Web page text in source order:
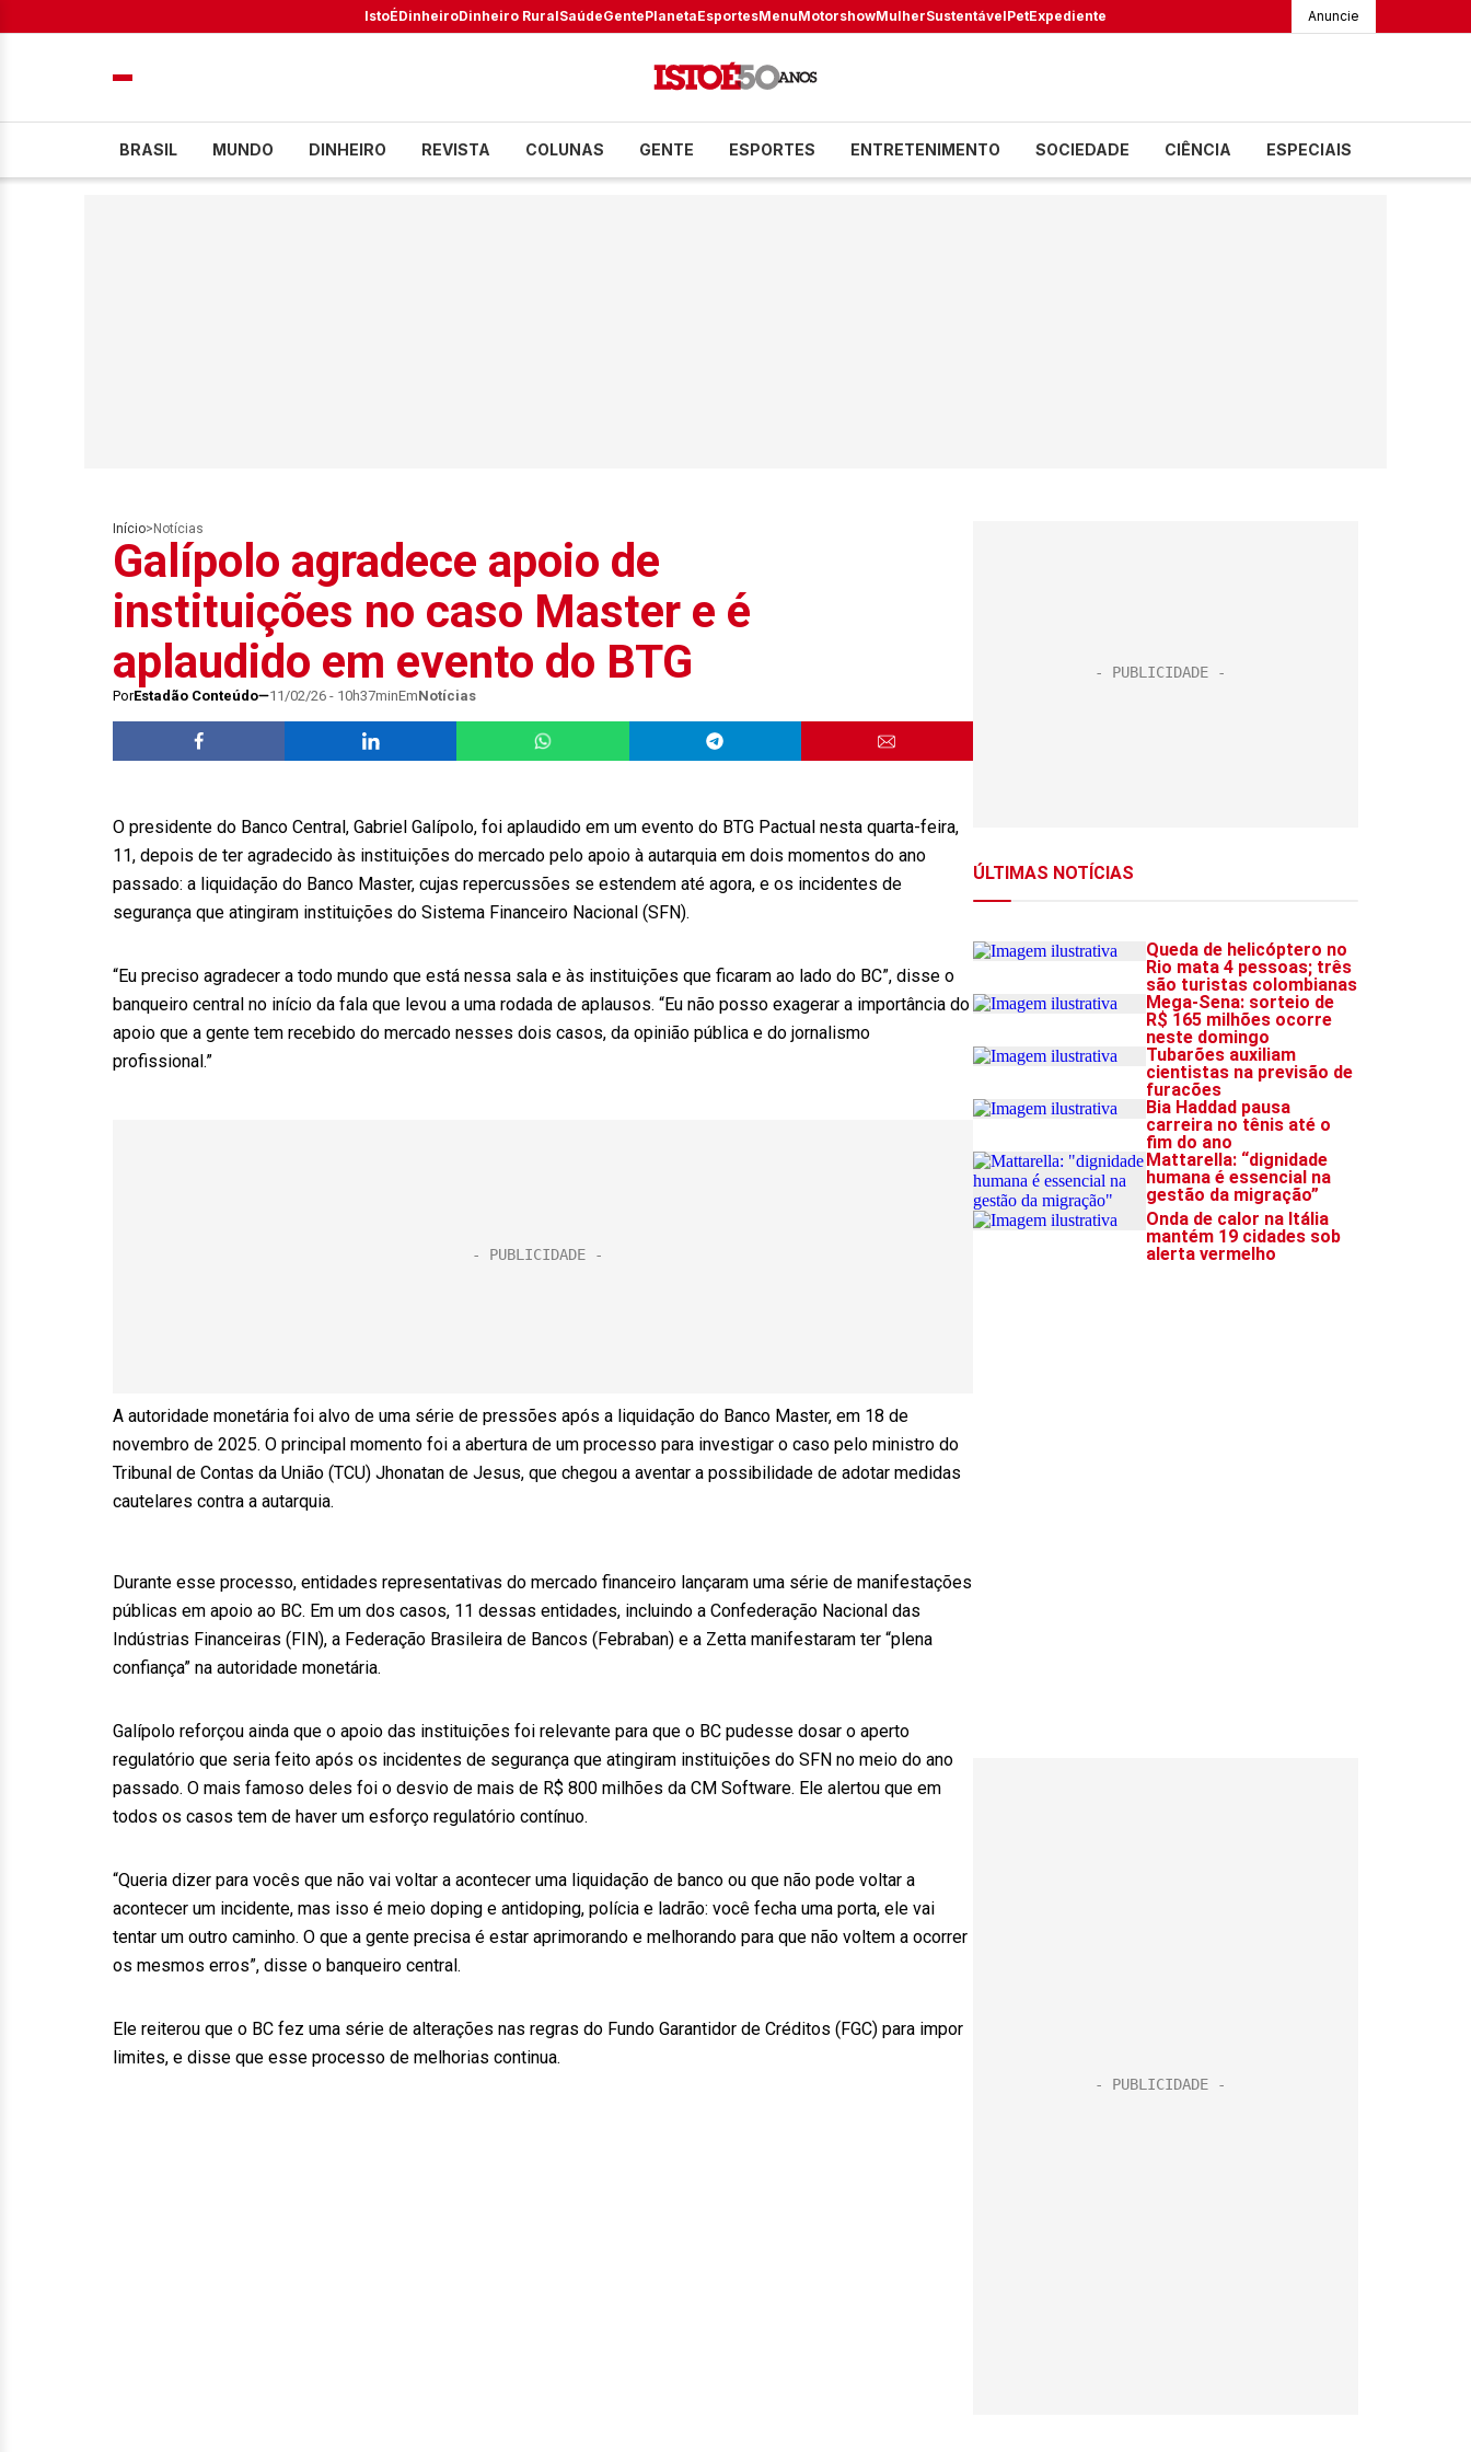
IstoÉDinheiroDinheiro RuralSaúdeGentePlanetaEsportesMenuMotorshowMulherSustentávelPetExpediente Anuncie
BRASIL MUNDO DINHEIRO REVISTA COLUNAS GENTE ESPORTES ENTRETENIMENTO SOCIEDADE CIÊNCIA ESPECIAIS
Início> Notícias
Galípolo agradece apoio de
instituições no caso Master e é
aplaudido em evento do BTG
PorEstadão Conteúdo 11/02/26 - 10h37minEmNotícias
O presidente do Banco Central, Gabriel Galípolo, foi aplaudido em um evento do BTG Pactual nesta quarta-feira,
11, depois de ter agradecido às instituições do mercado pelo apoio à autarquia em dois momentos do ano
passado: a liquidação do Banco Master, cujas repercussões se estendem até agora, e os incidentes de
segurança que atingiram instituições do Sistema Financeiro Nacional (SFN).
“Eu preciso agradecer a todo mundo que está nessa sala e às instituições que ficaram ao lado do BC”, disse o
banqueiro central no início da fala que levou a uma rodada de aplausos. “Eu não posso exagerar a importância do
apoio que a gente tem recebido do mercado nesses dois casos, da opinião pública e do jornalismo
profissional.”
A autoridade monetária foi alvo de uma série de pressões após a liquidação do Banco Master, em 18 de
novembro de 2025. O principal momento foi a abertura de um processo para investigar o caso pelo ministro do
Tribunal de Contas da União (TCU) Jhonatan de Jesus, que chegou a aventar a possibilidade de adotar medidas
cautelares contra a autarquia.
Durante esse processo, entidades representativas do mercado financeiro lançaram uma série de manifestações
públicas em apoio ao BC. Em um dos casos, 11 dessas entidades, incluindo a Confederação Nacional das
Indústrias Financeiras (FIN), a Federação Brasileira de Bancos (Febraban) e a Zetta manifestaram ter “plena
confiança” na autoridade monetária.
Galípolo reforçou ainda que o apoio das instituições foi relevante para que o BC pudesse dosar o aperto
regulatório que seria feito após os incidentes de segurança que atingiram instituições do SFN no meio do ano
passado. O mais famoso deles foi o desvio de mais de R$ 800 milhões da CM Software. Ele alertou que em
todos os casos tem de haver um esforço regulatório contínuo.
“Queria dizer para vocês que não vai voltar a acontecer uma liquidação de banco ou que não pode voltar a
acontecer um incidente, mas isso é meio doping e antidoping, polícia e ladrão: você fecha uma porta, ele vai
tentar um outro caminho. O que a gente precisa é estar aprimorando e melhorando para que não voltem a ocorrer
os mesmos erros”, disse o banqueiro central.
Ele reiterou que o BC fez uma série de alterações nas regras do Fundo Garantidor de Créditos (FGC) para impor
limites, e disse que esse processo de melhorias continua.